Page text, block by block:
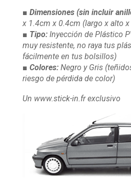
■ Dimensiones (sin incluir
x 1.4cm x 0.4cm (largo x alto
■ Tipo: Inyección de Plástico
muy resistente, no raya tus
fácilmente en tus bolsillos)
■ Colores: Negro y Gris
riesgo de pérdida de color)
Un www.stick-in.fr exclusivo